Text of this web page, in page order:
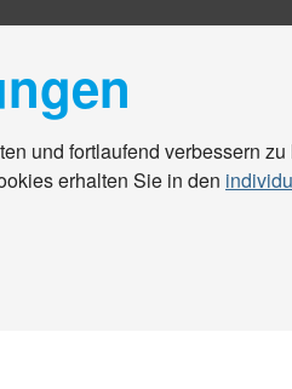
und fortlaufend verbessern
erhalten Sie in den